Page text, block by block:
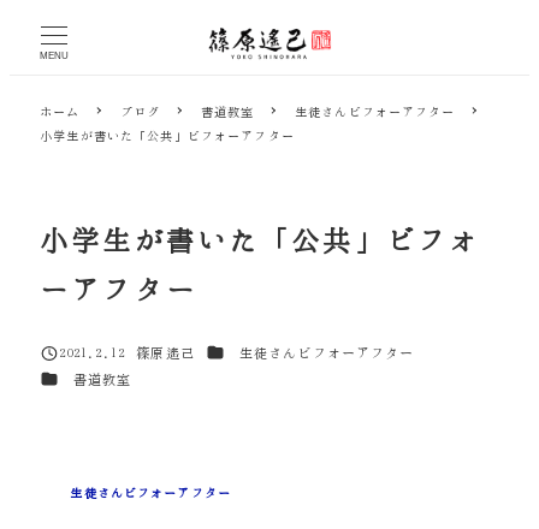
MENU
ホーム ブログ 書道教室
生徒さんビフォーアフター
小学生が書いた「公共」ビフォーアフター
小学生が書いた「公共」ビフォ
ーアフター
投稿日
2021.2.12
篠原遙己 カテゴリー生徒さんビフォーアフター
カテゴリー
書道教室
生徒さんビフォーアフター